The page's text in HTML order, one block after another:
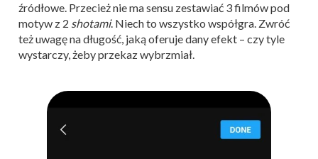
źródłowe. Przecież nie ma sensu zestawiać 3 filmów pod
motyw z 2 shotami. Niech to wszystko współgra. Zwróć
też uwagę na długość, jaką oferuje dany efekt – czy tyle
wystarczy, żeby przekaz wybrzmiał.